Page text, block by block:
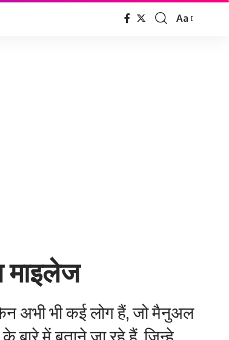
Font
Aa
माइलेज
अभी भी कई लोग हैं, जो मैनुअल
में बताने जा रहे हैं, जिन्हे